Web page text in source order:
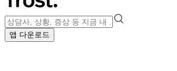
앱 다운로드